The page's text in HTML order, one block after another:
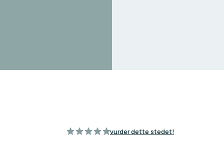
av
vurder dette stedet!